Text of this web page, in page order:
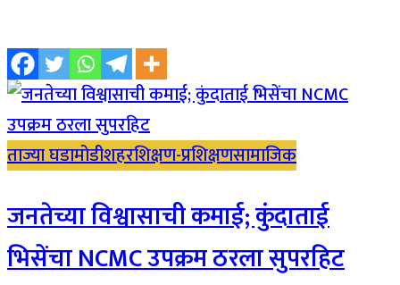
ताज्या घडामोडीशहरशिक्षण-प्रशिक्षणसामाजिक
जनतेच्या विश्वासाची कमाई; कुंदाताई
भिसेंचा NCMC उपक्रम ठरला सुपरहिट